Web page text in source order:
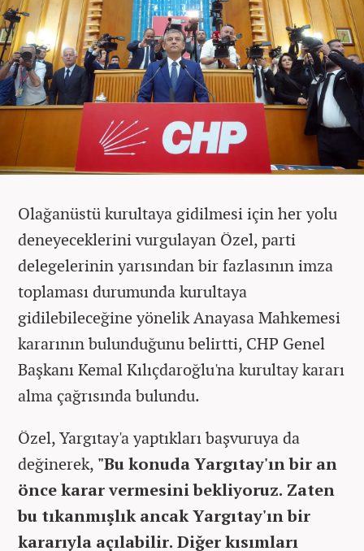
Olağanüstü kurultaya gidilmesi için her yolu
deneyeceklerini vurgulayan Özel, parti
delegelerinin yarısından bir fazlasının imza
toplaması durumunda kurultaya
gidilebileceğine yönelik Anayasa Mahkemesi
kararının bulunduğunu belirtti, CHP Genel
Başkanı Kemal Kılıçdaroğlu'na kurultay kararı
alma çağrısında bulundu.
Özel, Yargıtay'a yaptıkları başvuruya da
değinerek, "Bu konuda Yargıtay'ın bir an
önce karar vermesini bekliyoruz. Zaten
bu tıkanmışlık ancak Yargıtay'ın bir
kararıyla açılabilir. Diğer kısımları